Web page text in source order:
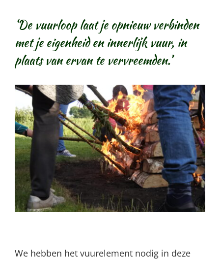
‘De vuurloop laat je opnieuw verbinden
met je eigenheid en innerlijk vuur, in
plaats van ervan te vervreemden.’
We hebben het vuurelement nodig in deze